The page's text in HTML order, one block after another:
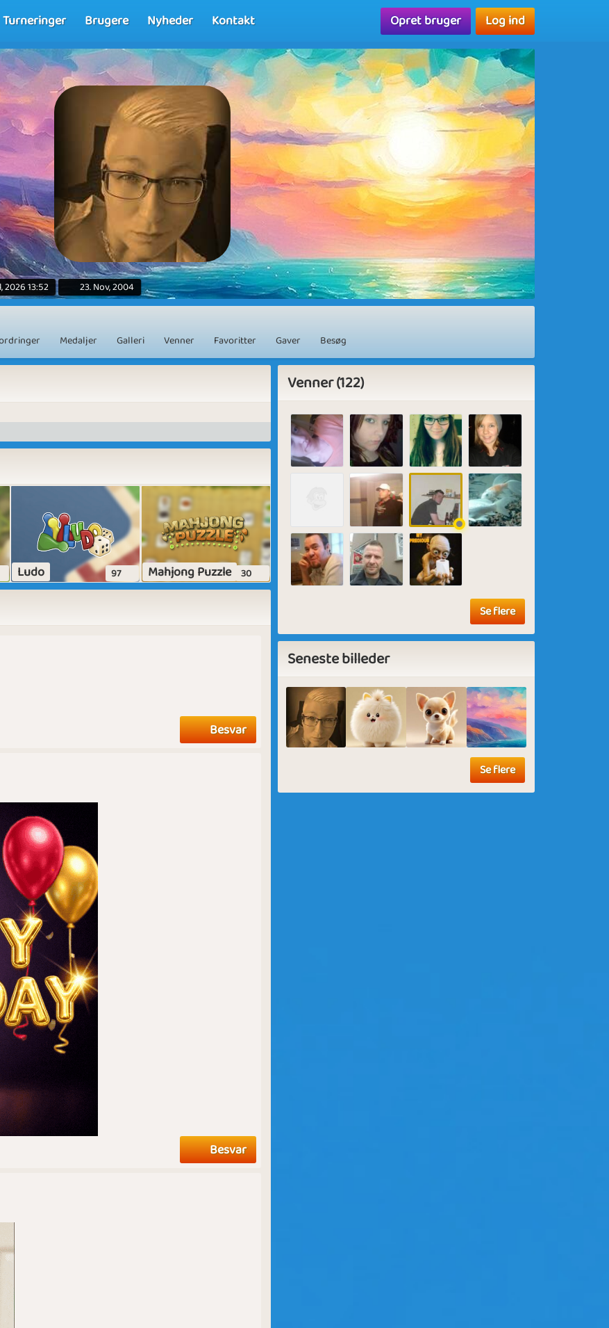
Turneringer Brugere Nyheder Kontakt Opret bruger Log ind
2026 13:52 23. Nov, 2004
Medaljer Galleri Venner Favoritter Gaver Besøg
Ludo 97 Mahjong Puzzle 30
Besvar
Besvar
Venner (122)
Se flere
Seneste billeder
Se flere